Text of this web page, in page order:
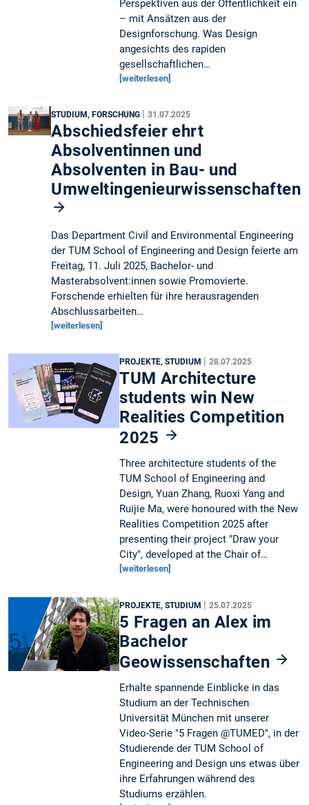
Perspektiven aus der Öffentlichkeit ein
– mit Ansätzen aus der
Designforschung. Was Design
angesichts des rapiden
gesellschaftlichen…
[weiterlesen]
STUDIUM, FORSCHUNG |31.07.2025
Abschiedsfeier ehrt
Absolventinnen und
Absolventen in Bau- und
Umweltingenieurwissenschaften
Das Department Civil and Environmental Engineering
der TUM School of Engineering and Design feierte am
Freitag, 11. Juli 2025, Bachelor- und
Masterabsolvent:innen sowie Promovierte.
Forschende erhielten für ihre herausragenden
Abschlussarbeiten…
[weiterlesen]
PROJEKTE, STUDIUM |28.07.2025
TUM Architecture
students win New
Realities Competition
2025
Three architecture students of the
TUM School of Engineering and
Design, Yuan Zhang, Ruoxi Yang and
Ruijie Ma, were honoured with the New
Realities Competition 2025 after
presenting their project "Draw your
City", developed at the Chair of…
[weiterlesen]
PROJEKTE, STUDIUM |25.07.2025
5 Fragen an Alex im
Bachelor
Geowissenschaften
Erhalte spannende Einblicke in das
Studium an der Technischen
Universität München mit unserer
Video-Serie "5 Fragen @TUMED", in der
Studierende der TUM School of
Engineering and Design uns etwas über
ihre Erfahrungen während des
Studiums erzählen.